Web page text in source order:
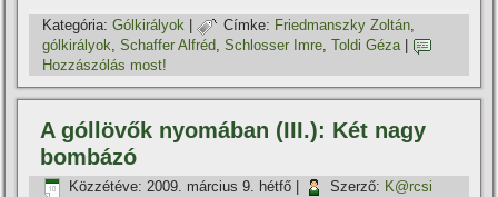
Kategória: Gólkirályok | Címke: Friedmanszky Zoltán,
gólkirályok,Schaffer Alfréd,Schlosser Imre,Toldi Géza|
Hozzászólás most!
A góllövők nyomában (III.): Két nagy
bombázó
Közzétéve: 2009. március 9. hétfő Szerző: K@rcsi